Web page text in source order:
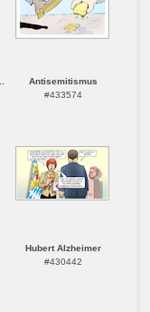
Antisemitismus
#433574
Hubert Alzheimer
#430442